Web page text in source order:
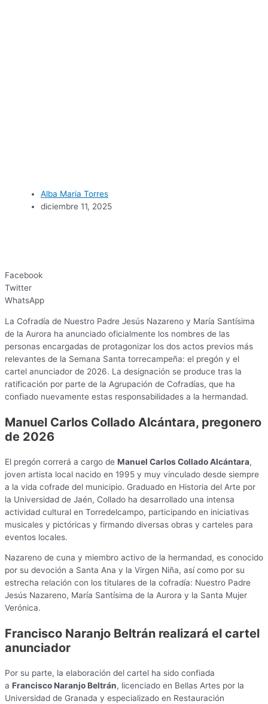
Alba Maria Torres
diciembre 11, 2025
Facebook
Twitter
WhatsApp
La Cofradía de Nuestro Padre Jesús Nazareno y María Santísima
de la Aurora ha anunciado oficialmente los nombres de las
personas encargadas de protagonizar los dos actos previos más
relevantes de la Semana Santa torrecampeña: el pregón y el
cartel anunciador de 2026. La designación se produce tras la
ratificación por parte de la Agrupación de Cofradías, que ha
confiado nuevamente estas responsabilidades a la hermandad.
Manuel Carlos Collado Alcántara, pregonero
de 2026
El pregón correrá a cargo de Manuel Carlos Collado Alcántara,
joven artista local nacido en 1995 y muy vinculado desde siempre
a la vida cofrade del municipio. Graduado en Historia del Arte por
la Universidad de Jaén, Collado ha desarrollado una intensa
actividad cultural en Torredelcampo, participando en iniciativas
musicales y pictóricas y firmando diversas obras y carteles para
eventos locales.
Nazareno de cuna y miembro activo de la hermandad, es conocido
por su devoción a Santa Ana y la Virgen Niña, así como por su
estrecha relación con los titulares de la cofradía: Nuestro Padre
Jesús Nazareno, María Santísima de la Aurora y la Santa Mujer
Verónica.
Francisco Naranjo Beltrán realizará el cartel
anunciador
Por su parte, la elaboración del cartel ha sido confiada
a Francisco Naranjo Beltrán, licenciado en Bellas Artes por la
Universidad de Granada y especializado en Restauración